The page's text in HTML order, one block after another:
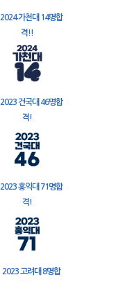
2024 가천대 14명합
격!!
2023 건국대 46명합
격!
2023 홍익대 71명합
격!
2023 고려대 8명합